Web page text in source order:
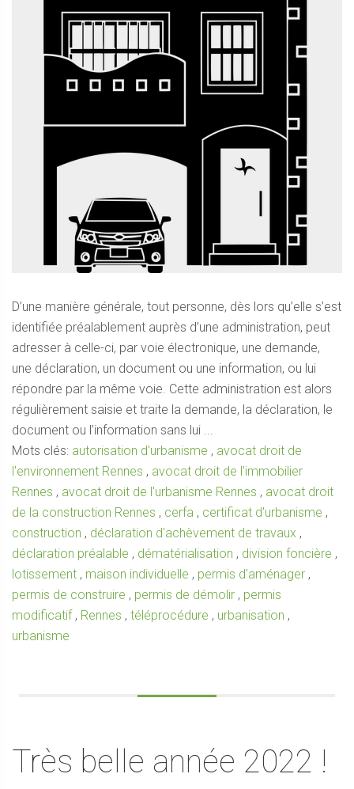
D’une manière générale, tout personne, dès lors qu’elle s’est
identifiée préalablement auprès d’une administration, peut
adresser à celle-ci, par voie électronique, une demande,
une déclaration, un document ou une information, ou lui
répondre par la même voie. Cette administration est alors
régulièrement saisie et traite la demande, la déclaration, le
document ou l’information sans lui ...
Mots clés: autorisation d'urbanisme , avocat droit de
l'environnement Rennes , avocat droit de l'immobilier
Rennes , avocat droit de l'urbanisme Rennes , avocat droit
de la construction Rennes , cerfa , certificat d'urbanisme ,
construction , déclaration d'achèvement de travaux ,
déclaration préalable , dématérialisation , division foncière ,
lotissement , maison individuelle , permis d'aménager ,
permis de construire , permis de démolir , permis
modificatif, Rennes , téléprocédure , urbanisation ,
urbanisme
Très belle année 2022 !